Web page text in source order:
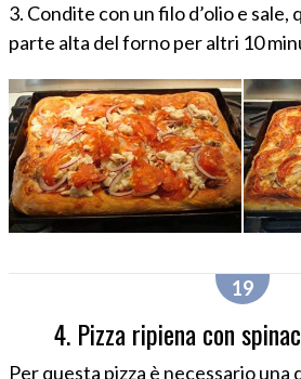
3. Condite con un filo d’olio e
parte alta del forno per altri 10
4. Pizza ripiena con
Per questa pizza è necessario una